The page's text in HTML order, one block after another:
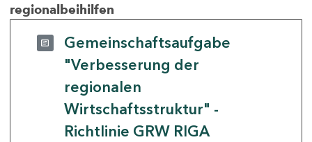
regionalbeihilfen
Gemeinschaftsaufgabe
"Verbesserung der
regionalen
Wirtschaftsstruktur" -
Richtlinie GRW RIGA